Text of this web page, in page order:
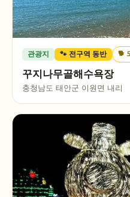
관광지 🐾 전구역 동반 🐕
꾸지나무골해수욕장
충청남도 태안군 이원면 내리